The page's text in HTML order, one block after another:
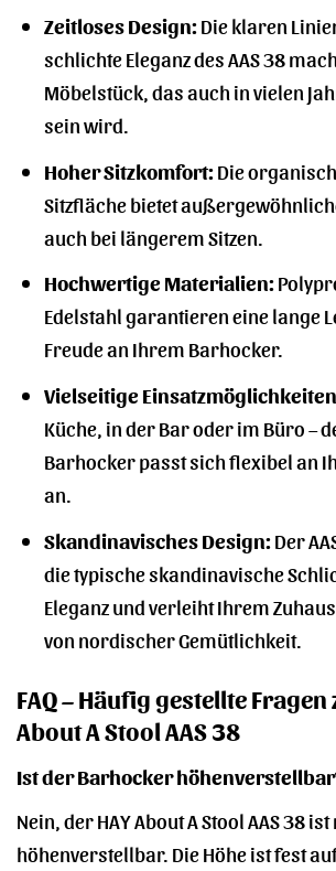
Zeitloses Design:Die klaren
schlichte Eleganz des AAS 38
Möbelstück, das auch in vielen
sein wird.
Hoher Sitzkomfort:Die
Sitzfläche bietet
auch bei längerem Sitzen.
Hochwertige Materialien:
Edelstahl garantieren eine lange
Freude an Ihrem Barhocker.
Vielseitige
Küche, in der Bar oder im Büro –
Barhocker passt sich flexibel an
an.
Skandinavisches Design:Der
die typische skandinavische
Eleganz und verleiht Ihrem
von nordischer Gemütlichkeit.
FAQ – Häufig gestellte Fragen
About A Stool AAS 38
Ist der Barhocker
Nein, der HAY About A Stool AAS 38
höhenverstellbar. Die Höhe ist fest